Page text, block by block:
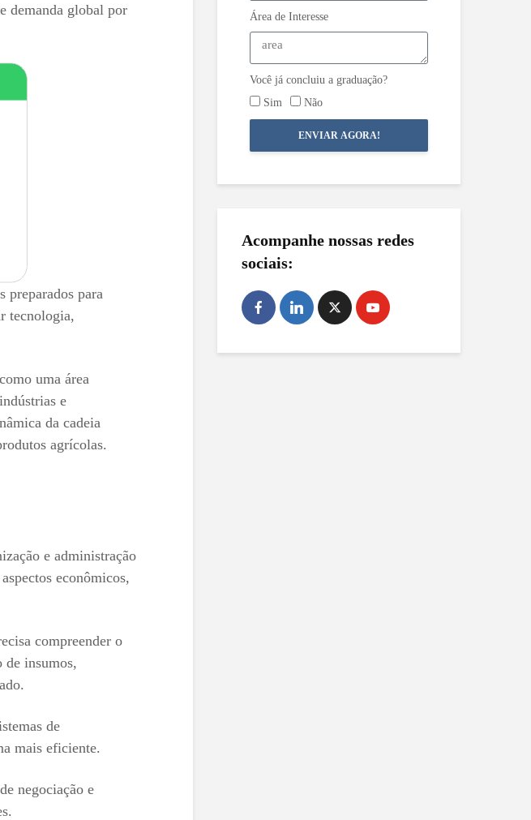
demanda global por
preparados para
tecnologia,
uma área
e
da cadeia
agrícolas.
e administração
econômicos,
compreender o
de insumos,
de
mais eficiente.
negociação e
Área de Interesse
Você já concluiu a graduação?
Sim
Não
ENVIAR AGORA!
Acompanhe nossas redes
sociais: